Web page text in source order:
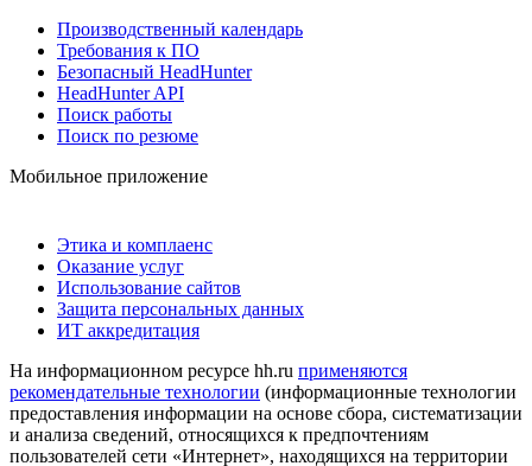
Производственный календарь
Требования к ПО
Безопасный HeadHunter
HeadHunter API
Поиск работы
Поиск по резюме
Мобильное приложение
Этика и комплаенс
Оказание услуг
Использование сайтов
Защита персональных данных
ИТ аккредитация
На информационном ресурсе hh.ru применяются
рекомендательные технологии (информационные технологии
предоставления информации на основе сбора, систематизации
и анализа сведений, относящихся к предпочтениям
пользователей сети «Интернет», находящихся на территории